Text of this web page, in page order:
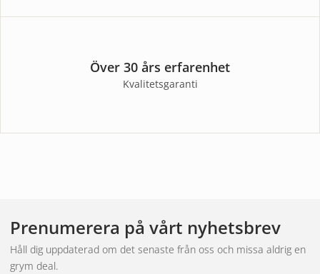
Över 30 års erfarenhet
Kvalitetsgaranti
Prenumerera på vårt nyhetsbrev
Håll dig uppdaterad om det senaste från oss och missa aldrig en
grym deal.